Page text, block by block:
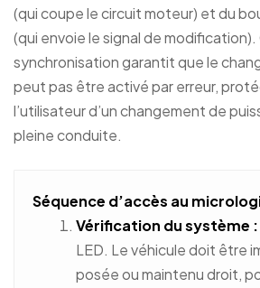
(qui coupe le circuit moteur) et du
(qui envoie le signal de
synchronisation garantit que le
peut pas être activé par erreur,
l’utilisateur d’un changement de
pleine conduite.
Séquence d’accès au
Vérification du système :
LED. Le véhicule doit être
posée ou maintenu droit,